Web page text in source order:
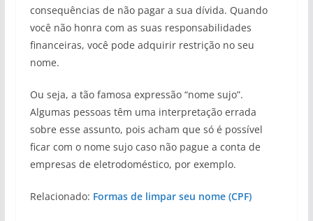
consequências de não pagar a sua dívida. Quando
você não honra com as suas responsabilidades
financeiras, você pode adquirir restrição no seu
nome.
Ou seja, a tão famosa expressão “nome sujo”.
Algumas pessoas têm uma interpretação errada
sobre esse assunto, pois acham que só é possível
ficar com o nome sujo caso não pague a conta de
empresas de eletrodoméstico, por exemplo.
Relacionado: Formas de limpar seu nome (CPF)